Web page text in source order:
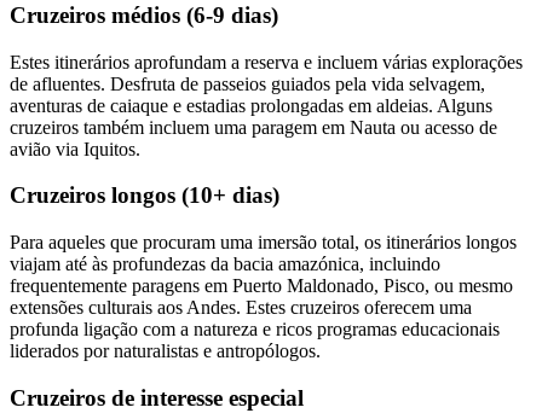
Cruzeiros médios (6-9 dias)
Estes itinerários aprofundam a reserva e incluem várias explorações
de afluentes. Desfruta de passeios guiados pela vida selvagem,
aventuras de caiaque e estadias prolongadas em aldeias. Alguns
cruzeiros também incluem uma paragem em Nauta ou acesso de
avião via Iquitos.
Cruzeiros longos (10+ dias)
Para aqueles que procuram uma imersão total, os itinerários longos
viajam até às profundezas da bacia amazónica, incluindo
frequentemente paragens em Puerto Maldonado, Pisco, ou mesmo
extensões culturais aos Andes. Estes cruzeiros oferecem uma
profunda ligação com a natureza e ricos programas educacionais
liderados por naturalistas e antropólogos.
Cruzeiros de interesse especial